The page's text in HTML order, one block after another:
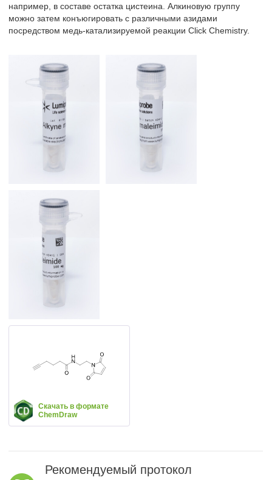
например, в составе остатка цистеина. Алкиновую группу
можно затем конъюгировать с различными азидами
посредством медь-катализируемой реакции Click Chemistry.
Скачать в формате
ChemDraw
Рекомендуемый протокол